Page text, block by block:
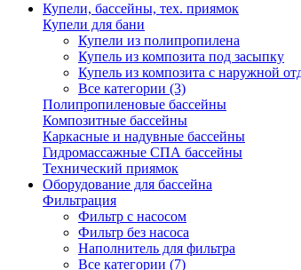
Купели, бассейны, тех. приямок
Купели для бани
Купели из полипропилена
Купель из композита под засыпку
Купель из композита с наружной
Все категории (3)
Полипропиленовые бассейны
Композитные бассейны
Каркасные и надувные бассейны
Гидромассажные СПА бассейны
Технический приямок
Оборудование для бассейна
Фильтрация
Фильтр с насосом
Фильтр без насоса
Наполнитель для фильтра
Все категории (7)